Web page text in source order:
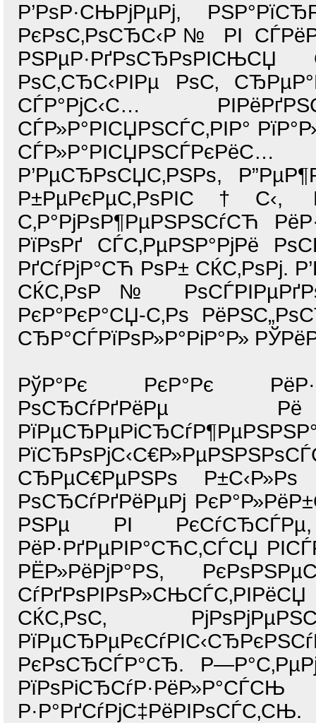
Р’РѕР·СЊРјРµРј,
РєРѕС‚РѕСЂС‹Р№ РІ
РѕС‚СЂС‹РІРµ РѕС‚
СЃР°РјС‹С…
СЃР»Р°РІСЏРЅСЃС‚РІР°
Р’РµСЂРѕСЏС‚РЅРѕ,
С‚Р°РјРѕР¶РµРЅРЅСѓСЋ
РїРѕРґ СЃС‚РµРЅР°РјРё
РґСѓРјР°СЋ РѕР± СЌС‚РѕРј.
СЌС‚РѕР№
РєР°РєР°СЏ-С‚Рѕ
СЂР°СЃРїРѕР»Р°РіР°Р»
РўР°Рє РєР°Рє
РѕСЂСѓРґРёРµ
СЂРµС€РµРЅРѕ
РѕСЂСѓРґРёРµРј
РЅРµ РІ
РёР·РґРµРІР°СЋС‚СЃСЏ
РЁР»РёРјР°РЅ,
СЌС‚РѕС‚
РєРѕСЂСЃР°СЂ.
Р·Р°РґСѓРјС‡РёРІРѕСЃС‚СЊ.